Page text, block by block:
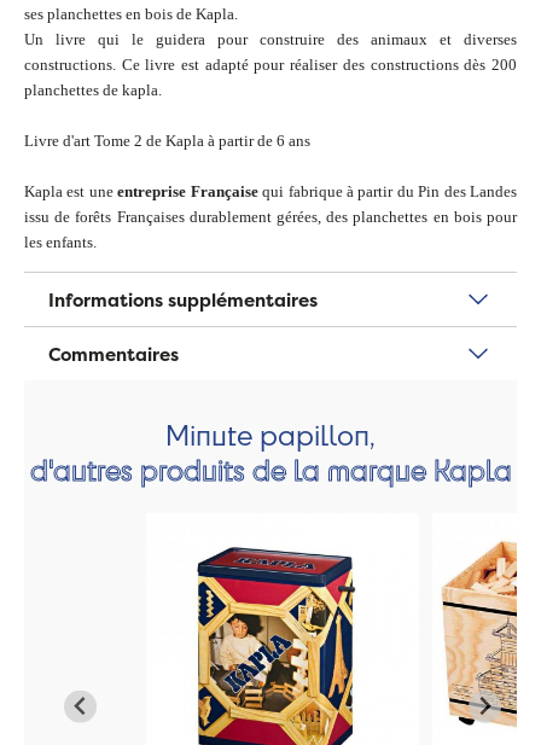
ses planchettes en bois de Kapla.
Un livre qui le guidera pour construire des animaux et diverses
constructions. Ce livre est adapté pour réaliser des constructions dès 200
planchettes de kapla.
Livre d'art Tome 2 de Kapla à partir de 6 ans
Kapla est uneentreprise Françaisequi fabrique à partir du Pin des Landes
issu de forêts Françaises durablement gérées, des planchettes en bois pour
les enfants.
Informations supplémentaires
Commentaires
Minute papillon,
d'autres produits de la marque Kapla